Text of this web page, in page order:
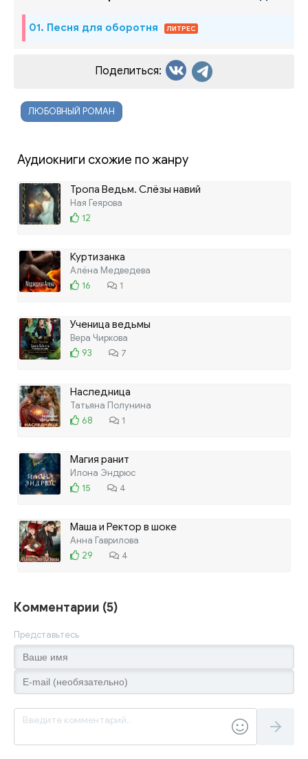
01. Песня для оборотня ЛИТРЕС
Поделиться:
ЛЮБОВНЫЙ РОМАН
Аудиокниги схожие по жанру
Тропа Ведьм. Слёзы навий
Ная Геярова
12
Куртизанка
Алёна Медведева
16
1
Ученица ведьмы
Вера Чиркова
93
7
Наследница
Татьяна Полунина
68
1
Магия ранит
Илона Эндрюс
15
4
Маша и Ректор в шоке
Анна Гаврилова
29
4
Комментарии (5)
Представьтесь